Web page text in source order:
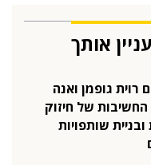
אותך
רוית גופמן ואנה
החשיבות של חיזוק
שותפויות